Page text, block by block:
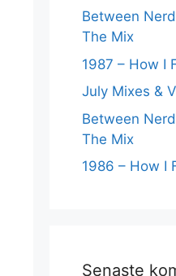
Between
The Mix
1987 – How I
July Mixes &
Between
The Mix
1986 – How I
Senaste